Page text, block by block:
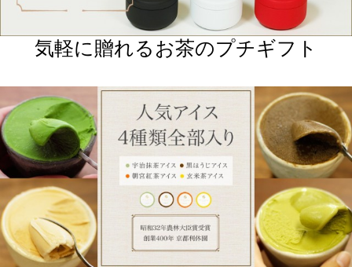
美味しいを追及した
２つのブレンド茶。